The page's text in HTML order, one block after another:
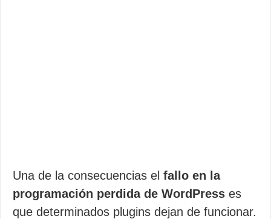
Una de la consecuencias el fallo en la
programación perdida de WordPress es
que determinados plugins dejan de funcionar.